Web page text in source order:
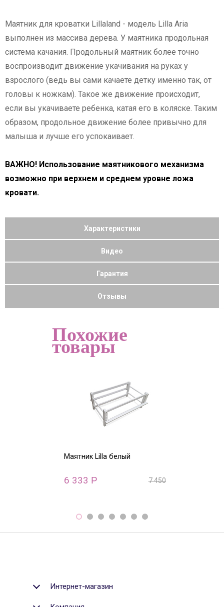
Маятник для кроватки Lillaland - модель Lilla Aria
выполнен из массива дерева. У маятника продольная
система качания. Продольный маятник более точно
воспроизводит движение укачивания на руках у
взрослого (ведь вы сами качаете детку именно так, от
головы к ножкам). Такое же движение происходит,
если вы укачиваете ребенка, катая его в коляске. Таким
образом, продольное движение более привычно для
малыша и лучше его успокаивает.
ВАЖНО! Использование маятникового механизма
возможно при верхнем и среднем уровне ложа
кровати.
Характеристики
Видео
Гарантия
Отзывы
Похожие
товары
Маятник Lilla белый
6 333 Р 7 450
Интернет-магазин